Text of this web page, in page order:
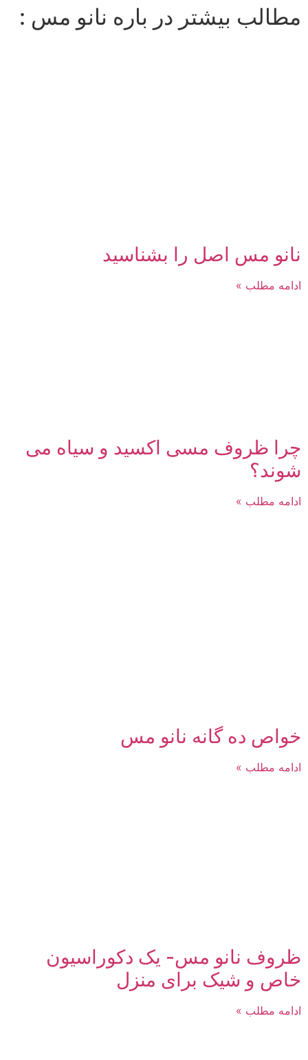
مطالب بیشتر در باره نانو مس :
نانو مس اصل را بشناسید
ادامه مطلب »
چرا ظروف مسی اکسید و سیاه می
شوند؟
ادامه مطلب »
خواص ده گانه نانو مس
ادامه مطلب »
ظروف نانو مس- یک دکوراسیون
خاص و شیک برای منزل
ادامه مطلب »